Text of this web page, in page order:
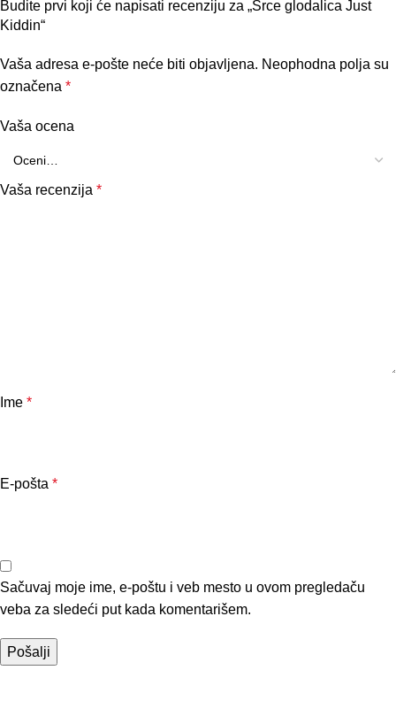
Budite prvi koji će napisati recenziju za „Srce glodalica Just
Kiddin“
Vaša adresa e-pošte neće biti objavljena. Neophodna polja su
označena *
Vaša ocena
Vaša recenzija *
Ime *
E-pošta *
Sačuvaj moje ime, e-poštu i veb mesto u ovom pregledaču
veba za sledeći put kada komentarišem.